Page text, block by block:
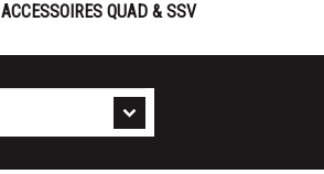
ACCESSOIRES QUAD & SSV